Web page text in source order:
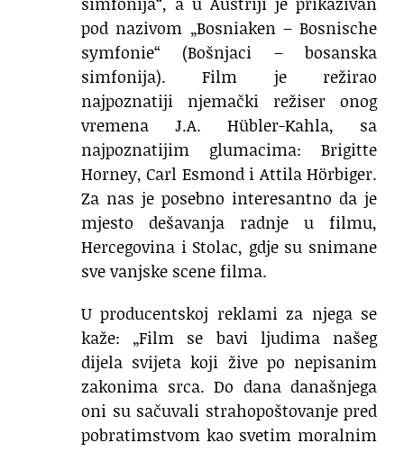
pod nazivom „Bosniaken – Bosnische
symfonie“ (Bošnjaci – bosanska
simfonija). Film je režirao
najpoznatiji njemački režiser onog
vremena J.A. Hübler-Kahla, sa
najpoznatijim glumacima: Brigitte
Horney, Carl Esmond i Attila Hörbiger.
Za nas je posebno interesantno da je
mjesto dešavanja radnje u filmu,
Hercegovina i Stolac, gdje su snimane
sve vanjske scene filma.
U producentskoj reklami za njega se
kaže: „Film se bavi ljudima našeg
dijela svijeta koji žive po nepisanim
zakonima srca. Do dana današnjega
oni su sačuvali strahopoštovanje pred
pobratimstvom kao svetim moralnim